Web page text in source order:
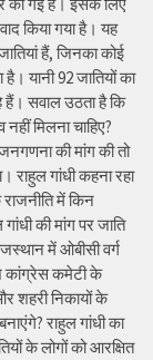
किया गया है। यह
हैं, जिनका कोई
यानी 92 जातियों का
हैं। सवाल उठता है कि
नहीं मिलना चाहिए?
की मांग की तो
राहुल गांधी कहना रहा
में किन
की मांग पर जाति
में ओबीसी वर्ग
कांग्रेस कमेटी के
शहरी निकायों के
राहुल गांधी का
के लोगों को आरक्षित